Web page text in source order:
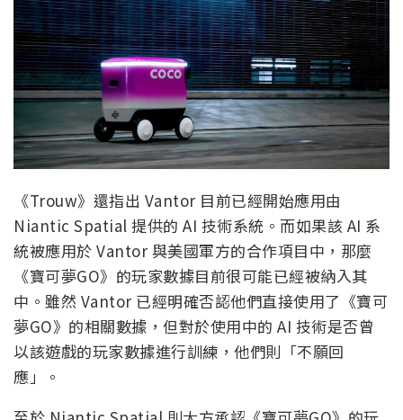
《Trouw》還指出 Vantor 目前已經開始應用由
Niantic Spatial 提供的 AI 技術系統。而如果該 AI 系
統被應用於 Vantor 與美國軍方的合作項目中，那麼
《寶可夢GO》的玩家數據目前很可能已經被納入其
中。雖然 Vantor 已經明確否認他們直接使用了《寶可
夢GO》的相關數據，但對於使用中的 AI 技術是否曾
以該遊戲的玩家數據進行訓練，他們則「不願回
應」。